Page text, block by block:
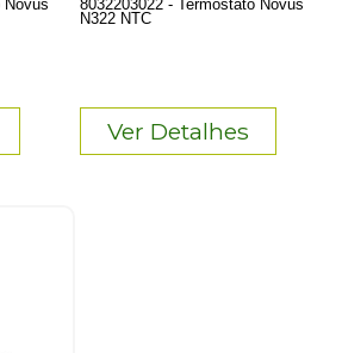
Novus
8032203022 - Termostato Novus
N322 NTC
Ver Detalhes